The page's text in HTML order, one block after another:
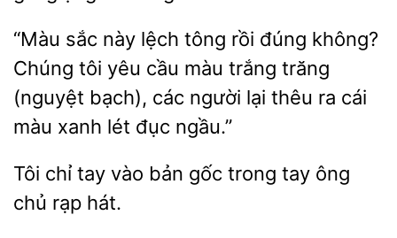
“Màu
này lệch tông rồi đúng không?
Chúng tôi yêu cầu màu trắng trăng
(nguyệt
các người lại thêu
cái
màu xanh lét đục ngầu.”
Tôi tay vào bản gốc
tay ông
chủ
hát.